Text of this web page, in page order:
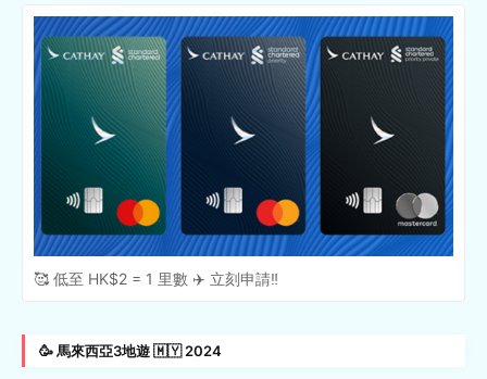
🥰 低至 HK$2 = 1 里數 ✈️ 立刻申請‼️
🥳 馬來西亞3地遊 🇲🇾 2024